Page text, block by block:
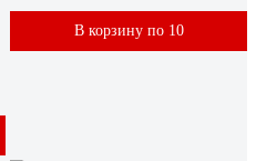
В корзину по 10